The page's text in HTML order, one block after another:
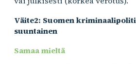
Väite2: Suomen
suuntainen
Samaa mieltä